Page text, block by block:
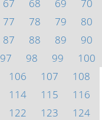
67 68 69
70
77 78 79
80
87 88 89
90
97 98 99
100
106 107
108
114 115
116
122 123
124